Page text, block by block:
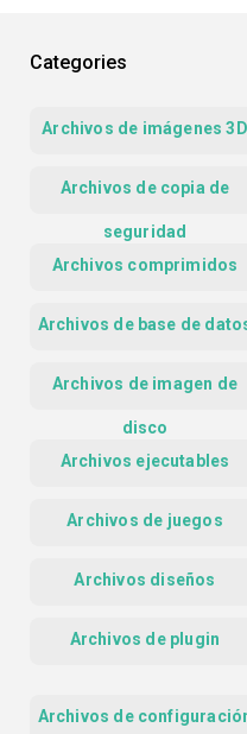
Categories
Archivos de imágenes 3D
Archivos de copia de
seguridad
Archivos comprimidos
Archivos de base de
Archivos de imagen de
disco
Archivos ejecutables
Archivos de juegos
Archivos diseños
Archivos de plugin
Archivos de